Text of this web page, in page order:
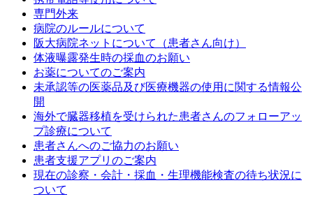
専門外来
病院のルールについて
阪大病院ネットについて（患者さん向け）
体液曝露発生時の採血のお願い
お薬についてのご案内
未承認等の医薬品及び医療機器の使用に関する情報公
開
海外で臓器移植を受けられた患者さんのフォローアッ
プ診療について
患者さんへのご協力のお願い
患者支援アプリのご案内
現在の診察・会計・採血・生理機能検査の待ち状況に
ついて